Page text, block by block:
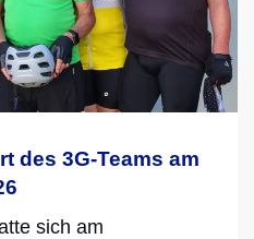
des 3G-Teams am
sich am